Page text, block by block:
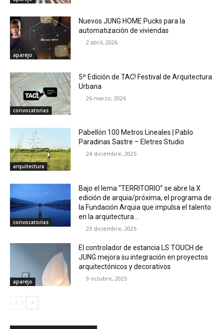
aparejo
Nuevos JUNG HOME Pucks para la
automatización de viviendas
2 abril, 2026
convocatorias
5º Edición de TAC! Festival de Arquitectura
Urbana
26 marzo, 2026
arquitectura
Pabellón 100 Metros Lineales | Pablo
Paradinas Sastre – Eletres Studio
24 diciembre, 2025
convocatorias
Bajo el lema “TERRITORIO” se abre la X
edición de arquia/próxima, el programa de
la Fundación Arquia que impulsa el talento
en la arquitectura...
23 diciembre, 2025
aparejo
El controlador de estancia LS TOUCH de
JUNG mejora su integración en proyectos
arquitectónicos y decorativos
9 octubre, 2025